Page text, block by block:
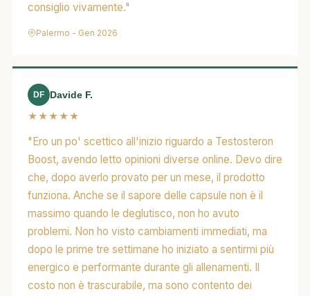
consiglio vivamente."
Palermo - Gen 2026
DF
Davide F.
★★★★★
"Ero un po' scettico all'inizio riguardo a Testosteron
Boost, avendo letto opinioni diverse online. Devo dire
che, dopo averlo provato per un mese, il prodotto
funziona. Anche se il sapore delle capsule non è il
massimo quando le deglutisco, non ho avuto
problemi. Non ho visto cambiamenti immediati, ma
dopo le prime tre settimane ho iniziato a sentirmi più
energico e performante durante gli allenamenti. Il
costo non è trascurabile, ma sono contento dei